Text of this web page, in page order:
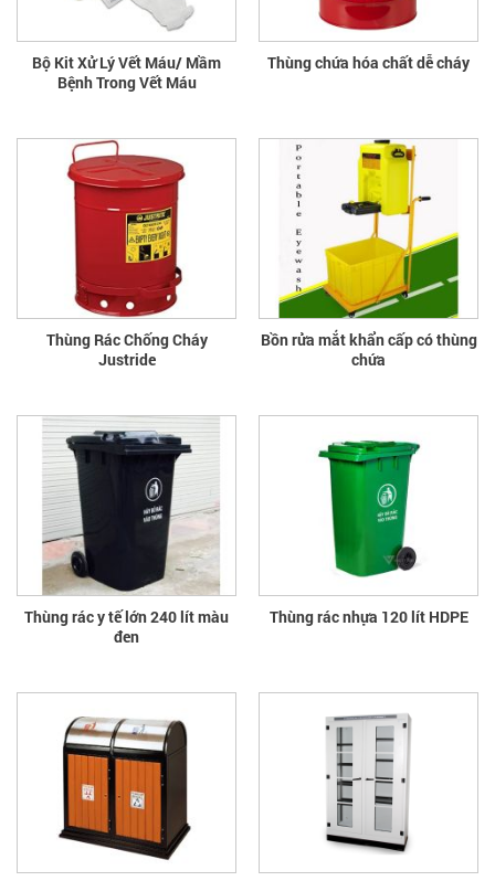
Bộ Kit Xử Lý Vết Máu/ Mầm
Bệnh Trong Vết Máu
Thùng chứa hóa chất dễ cháy
Thùng Rác Chống Cháy
Justride
Bồn rửa mắt khẩn cấp có thùng
chứa
Thùng rác y tế lớn 240 lít màu
đen
Thùng rác nhựa 120 lít HDPE